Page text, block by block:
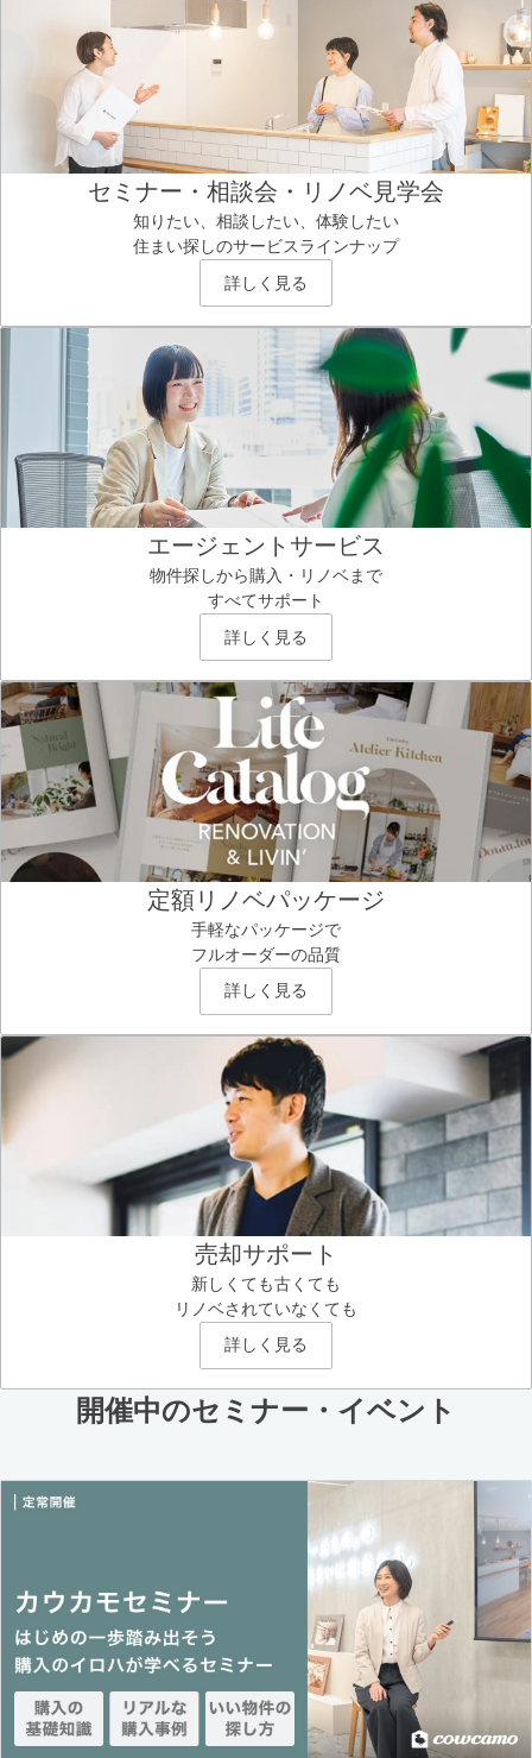
セミナー・相談会・リノベ見学会
知りたい、相談したい、体験したい
住まい探しのサービスラインナップ
詳しく見る
エージェントサービス
物件探しから購入・リノベまで
すべてサポート
詳しく見る
定額リノベパッケージ
手軽なパッケージで
フルオーダーの品質
詳しく見る
売却サポート
新しくても古くても
リノベされていなくても
詳しく見る
開催中のセミナー・イベント